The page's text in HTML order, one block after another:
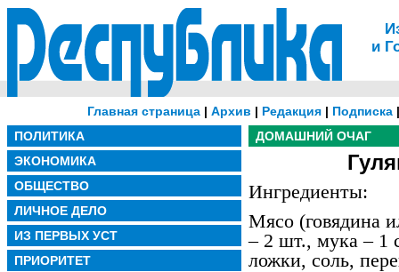
и
Главная страница | Архив | Редакция | Подписка
ПОЛИТИКА
ЭКОНОМИКА
ОБЩЕСТВО
ЛИЧНОЕ ДЕЛО
ИЗ ПЕРВЫХ УСТ
ПРИОРИТЕТ
ДОМАШНИЙ ОЧАГ
Ингредиенты:
Мясо (говядина
– 2 шт., мука – 1
ложки, соль,